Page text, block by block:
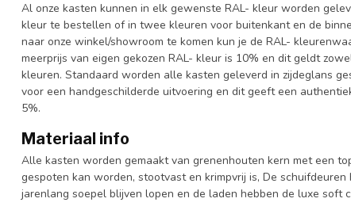
Al onze kasten kunnen in elk gewenste RAL- kleur worden
kleur te bestellen of in twee kleuren voor buitenkant en de
naar onze winkel/showroom te komen kun je de RAL-
meerprijs van eigen gekozen RAL- kleur is 10% en dit geldt
kleuren. Standaard worden alle kasten geleverd in zijdeglans
voor een handgeschilderde uitvoering en dit geeft een
5%.
Materiaal info
Alle kasten worden gemaakt van grenenhouten kern met een
gespoten kan worden, stootvast en krimpvrij is, De
jarenlang soepel blijven lopen en de laden hebben de luxe soft